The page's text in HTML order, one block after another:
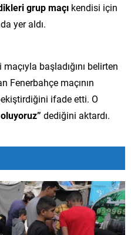
grup maçı kendisi için
yer aldı.
başladığını belirten
Fenerbahçe maçının
ifade etti. O
dediğini aktardı.